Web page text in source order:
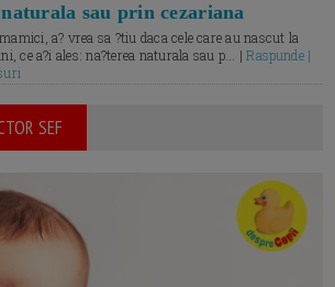
sau prin cezariana
a? vrea sa ?tiu daca cele care au nascut la
ce a?i ales: na?terea naturala sau p... |Raspunde |
SEF